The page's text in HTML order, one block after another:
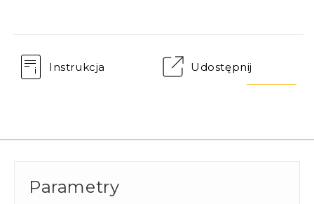
Instrukcja Udostępnij
Parametry